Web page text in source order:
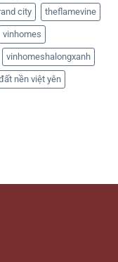
city theflamevine
vinhomes
vinhomeshalongxanh
nền việt yên